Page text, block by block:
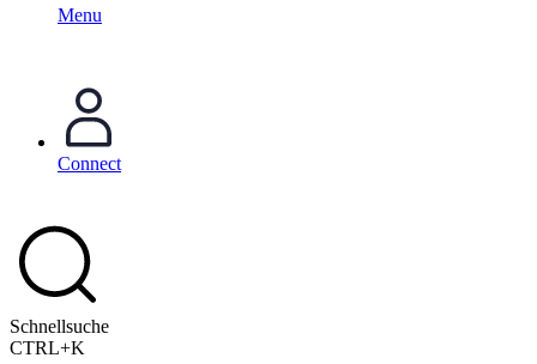
Menu
Connect
Schnellsuche
CTRL+K